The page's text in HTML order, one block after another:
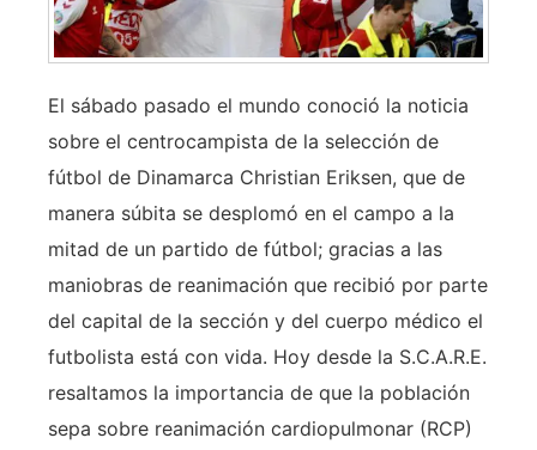
El sábado pasado el mundo conoció la noticia
sobre el centrocampista de la selección de
fútbol de Dinamarca Christian Eriksen, que de
manera súbita se desplomó en el campo a la
mitad de un partido de fútbol; gracias a las
maniobras de reanimación que recibió por parte
del capital de la sección y del cuerpo médico el
futbolista está con vida. Hoy desde la S.C.A.R.E.
resaltamos la importancia de que la población
sepa sobre reanimación cardiopulmonar (RCP)